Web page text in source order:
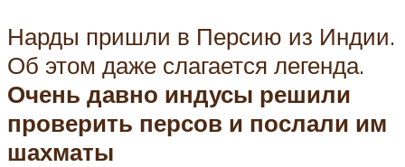
Нарды пришли в Персию из Индии.
Об этом даже слагается легенда.
Очень давно индусы решили
проверить персов и послали им
шахматы